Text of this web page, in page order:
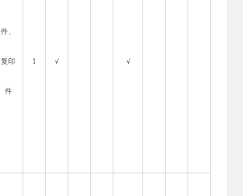
件、
复印
件
1 √ √